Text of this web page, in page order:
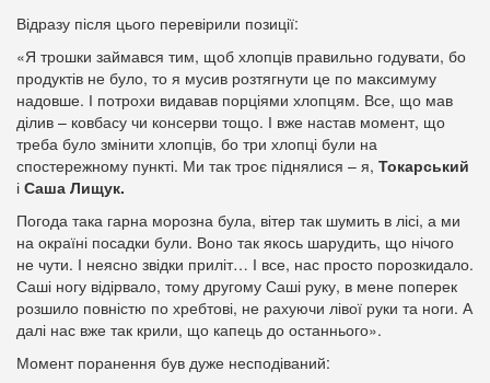
Відразу після цього перевірили позиції:
«Я трошки займався тим, щоб хлопців правильно годувати, бо
продуктів не було, то я мусив розтягнути це по максимуму
надовше. І потрохи видавав порціями хлопцям. Все, що мав
ділив – ковбасу чи консерви тощо. І вже настав момент, що
треба було змінити хлопців, бо три хлопці були на
спостережному пункті. Ми так троє піднялися – я, Токарський
і Саша Лищук.
Погода така гарна морозна була, вітер так шумить в лісі, а ми
на окраїні посадки були. Воно так якось шарудить, що нічого
не чути. І неясно звідки приліт… І все, нас просто порозкидало.
Саші ногу відірвало, тому другому Саші руку, в мене поперек
розшило повністю по хребтові, не рахуючи лівої руки та ноги. А
далі нас вже так крили, що капець до останнього».
Момент поранення був дуже несподіваний: